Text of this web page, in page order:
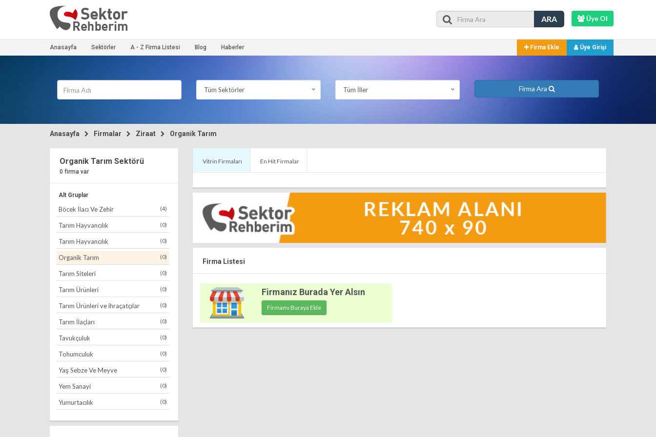
Üye Ol
ARA
Anasayfa Sektörler A - Z Firma Listesi Blog Haberler Üye Girişi
Firma Ekle
Tüm Sektörler Tüm İller Firma Ara
Anasayfa Firmalar Ziraat Organik Tarım
Vitrin Firmaları En Hit Firmalar
Firma Listesi
Firmanız Burada Yer Alsın
Firmamı Buraya Ekle
Organik Tarım Sektörü
0 firma var
Alt Gruplar
Böcek İlacı Ve Zehir (4)
Tarım Hayvancılık (0)
Tarım Hayvancılık (0)
Organik Tarım (0)
Tarım Siteleri (0)
Tarım Ürünleri (0)
Tarım Ürünleri ve ihraçatçılar (0)
Tarım İlaçları (0)
Tavukçuluk (0)
Tohumculuk (0)
Yaş Sebze Ve Meyve (0)
Yem Sanayi (0)
Yumurtacılık (0)